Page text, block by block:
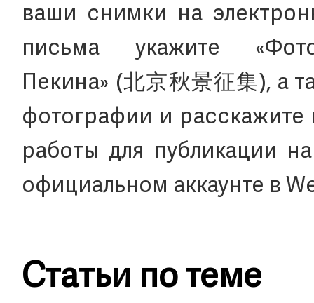
ваши снимки на
письма укажите
Пекина» (北京秋景征集), а
фотографии и
работы для публикации
официальном аккаунте в
Статьи по теме